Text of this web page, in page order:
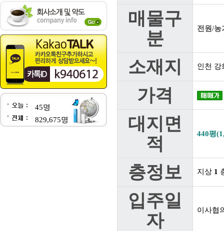
45명
829,675명
매물구
분
전원/농
소재지 인천 강
가격
대지면
적
440평
층정보 지상 1
입주일
자
이사협